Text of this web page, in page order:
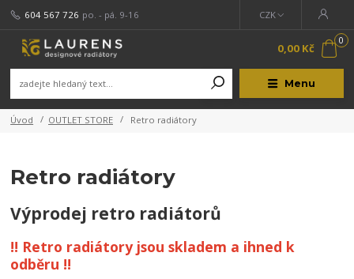
Menu
CZK
604 567 726 po. - pá. 9-16
0
0,00 Kč
Úvod OUTLET STORE Retro radiátory
Retro radiátory
Výprodej retro radiátorů
!! Retro radiátory jsou skladem a ihned k
odběru !!